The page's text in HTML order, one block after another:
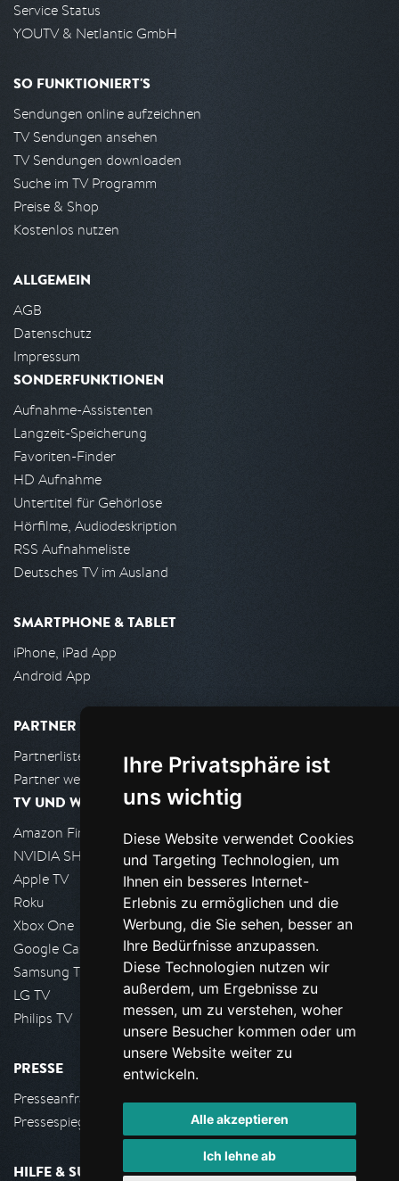
Ihre Privatsphäre ist
uns wichtig
Diese Website verwendet Cookies
und Targeting Technologien, um
Ihnen ein besseres Internet-
Erlebnis zu ermöglichen und die
Werbung, die Sie sehen, besser an
Ihre Bedürfnisse anzupassen.
Diese Technologien nutzen wir
außerdem, um Ergebnisse zu
messen, um zu verstehen, woher
unsere Besucher kommen oder um
unsere Website weiter zu
entwickeln.
Alle akzeptieren
Ich lehne ab
Service Status
YOUTV & Netlantic GmbH
SO FUNKTIONIERT'S
Sendungen online aufzeichnen
TV Sendungen ansehen
TV Sendungen downloaden
Suche im TV Programm
Preise & Shop
Kostenlos nutzen
ALLGEMEIN
AGB
Datenschutz
Impressum
SONDERFUNKTIONEN
Aufnahme-Assistenten
Langzeit-Speicherung
Favoriten-Finder
HD Aufnahme
Untertitel für Gehörlose
Hörfilme, Audiodeskription
RSS Aufnahmeliste
Deutsches TV im Ausland
SMARTPHONE & TABLET
iPhone, iPad App
Android App
PARTNER
Partnerliste
Partner werden
TV UND WOHNZIMMER
Amazon FireTV
NVIDIA SHIELD, Google TV
Apple TV
Roku
Xbox One
Google Cast
Samsung TV
LG TV
Philips TV
PRESSE
Presseanfrage stellen
Pressespiegel
HILFE & SUPPORT